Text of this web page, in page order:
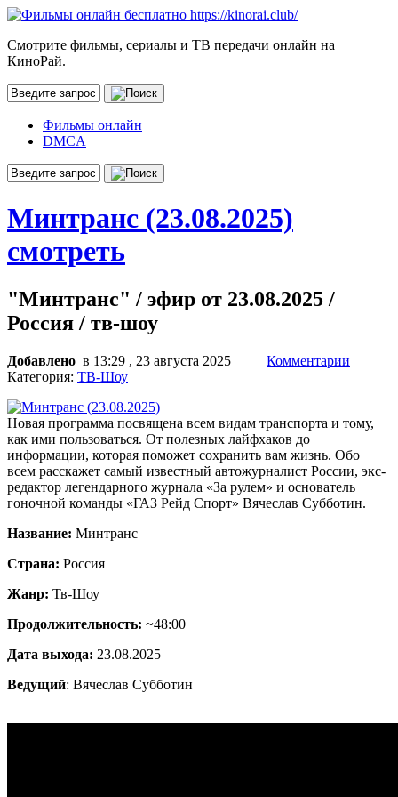
Смотрите фильмы, сериалы и ТВ передачи онлайн на
КиноРай.
Фильмы онлайн
DMCA
Минтранс (23.08.2025)
смотреть
"Минтранс" / эфир от 23.08.2025 /
Россия / тв-шоу
Добавлено в 13:29 , 23 августа 2025
Комментарии
Категория: ТВ-Шоу
Новая программа посвящена всем видам транспорта и тому,
как ими пользоваться. От полезных лайфхаков до
информации, которая поможет сохранить вам жизнь. Обо
всем расскажет самый известный автожурналист России, экс-
редактор легендарного журнала «За рулем» и основатель
гоночной команды «ГАЗ Рейд Спорт» Вячеслав Субботин.
Название: Минтранс
Страна: Россия
Жанр: Тв-Шоу
Продолжительность: ~48:00
Дата выхода: 23.08.2025
Ведущий: Вячеслав Субботин